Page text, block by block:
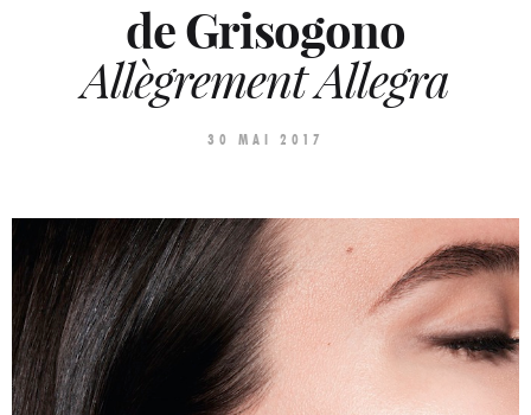
de Grisogono
Allègrement Allegra
30 MAI 2017